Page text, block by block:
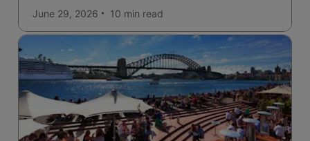
June 29, 2026
10 min read